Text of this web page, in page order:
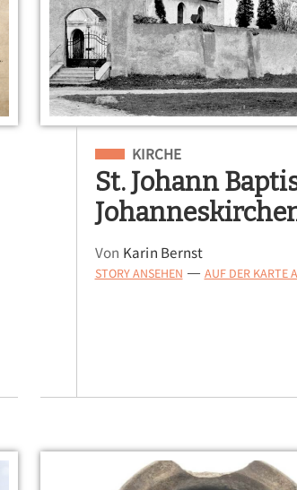
Eingeordnet unter
KIRCHE
St. Johann
Von Karin Bernst
STORY ANSEHEN — AUF DER KARTE